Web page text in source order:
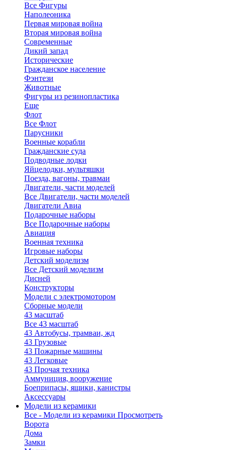
Все Фигуры
Наполеоника
Первая мировая война
Вторая мировая война
Современные
Дикий запад
Исторические
Гражданское население
Фэнтези
Животные
Фигуры из резинопластика
Еще
Флот
Все Флот
Парусники
Военные корабли
Гражданские суда
Подводные лодки
Яйцелодки, мультяшки
Поезда, вагоны, травмаи
Двигатели, части моделей
Все Двигатели, части моделей
Двигатели Авиа
Подарочные наборы
Все Подарочные наборы
Авиация
Военная техника
Игровые наборы
Детский моделизм
Все Детский моделизм
Дисней
Конструкторы
Модели с электромотором
Сборные модели
43 масштаб
Все 43 масштаб
43 Автобусы, трамваи, жд
43 Грузовые
43 Пожарные машины
43 Легковые
43 Прочая техника
Аммуниция, вооружение
Боеприпасы, ящики, канистры
Аксессуары
Модели из керамики
Все - Модели из керамики Просмотреть
Ворота
Дома
Замки